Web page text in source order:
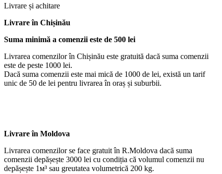
Livrare și achitare
Livrareîn Chișinău
Suma minimă a comenzii este de 500 lei
Livrarea comenzilor în Chișinău este gratuită dacă suma comenzii
este de peste 1000 lei.
Dacă suma comenzii este mai mică de 1000 de lei, există un tarif
unic de 50 de lei pentru livrarea în oraș și suburbii.
Livrare în Moldova
Livrarea comenzilor se face gratuit în R.Moldova dacă suma
comenzii depășește 3000 lei cu condiția că volumul comenzii nu
depășește 1м³ sau greutatea volumetrică 200 kg.